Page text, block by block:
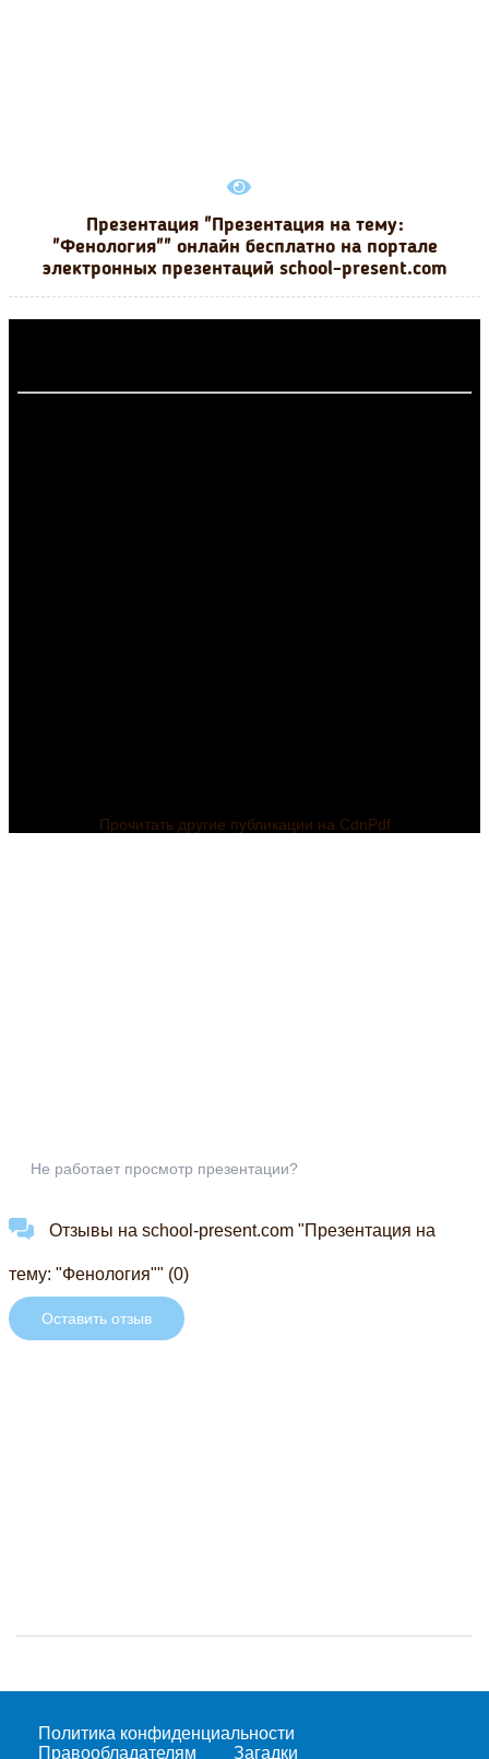
Презентация "Презентация на тему:
"Фенология"" онлайн бесплатно на портале
электронных презентаций school-present.com
Прочитать другие публикации на CdnPdf
Не работает просмотр презентации?
Отзывы на school-present.com "Презентация на
тему: "Фенология"" (0)
Оставить отзыв
Политика конфиденциальности
Правообладателям
Загадки